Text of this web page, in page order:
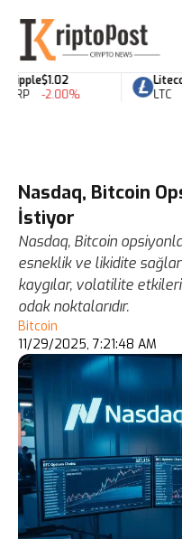
$1.02
-2.00%
LTC
Nasdaq, Bitcoin
İstiyor
Nasdaq, Bitcoin
esneklik ve likidite
kaygılar, volatilite
odak noktalarıdır.
Bitcoin
11/29/2025, 7:21:48 AM